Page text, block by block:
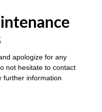
apologize for any
not hesitate to contact
further information